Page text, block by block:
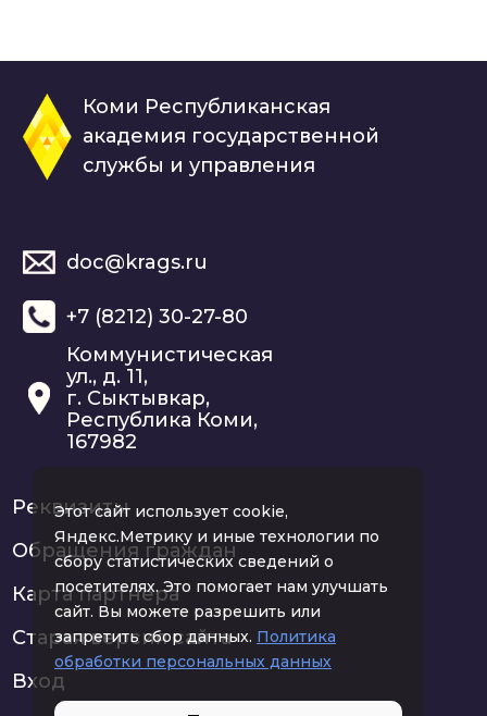
Коми Республиканская
академия государственной
службы и управления
doc@krags.ru
+7 (8212) 30-27-80
Коммунистическая
ул., д. 11,
г. Сыктывкар,
Республика Коми,
167982
Реквизиты
Обращения граждан
Карта партнера
Старая версия сайта
Вход
Этот сайт использует cookie,
Яндекс.Метрику и иные технологии по
сбору статистических сведений о
посетителях. Это помогает нам улучшать
сайт. Вы можете разрешить или
запретить сбор данных. Политика
обработки персональных данных